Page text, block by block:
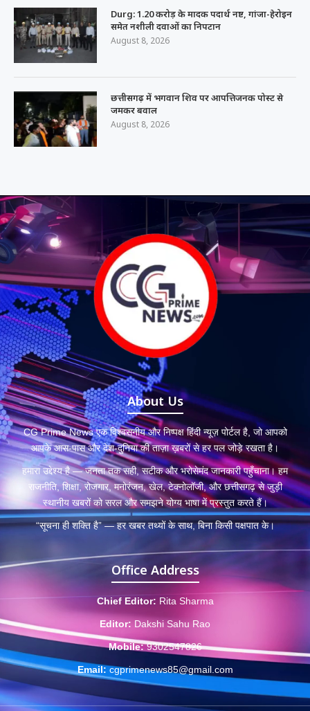
Durg: 1.20 करोड़ के मादक पदार्थ नष्ट, गांजा-हेरोइन
समेत नशीली दवाओं का निपटान
August 8, 2026
छत्तीसगढ़ में भगवान शिव पर आपत्तिजनक पोस्ट से
जमकर बवाल
August 8, 2026
About Us
CG Prime News एक विश्वसनीय और निष्पक्ष हिंदी न्यूज़ पोर्टल है, जो आपको
आपके आस-पास और देश-दुनिया की ताज़ा ख़बरों से हर पल जोड़े रखता है।
हमारा उद्देश्य है — जनता तक सही, सटीक और भरोसेमंद जानकारी पहुँचाना। हम
राजनीति, शिक्षा, रोजगार, मनोरंजन, खेल, टेक्नोलॉजी, और छत्तीसगढ़ से जुड़ी
स्थानीय खबरों को सरल और समझने योग्य भाषा में प्रस्तुत करते हैं।
“सूचना ही शक्ति है” — हर खबर तथ्यों के साथ, बिना किसी पक्षपात के।
Office Address
Chief Editor: Rita Sharma
Editor: Dakshi Sahu Rao
Mobile: 9302547826
Email: cgprimenews85@gmail.com